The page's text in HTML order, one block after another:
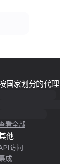
国家划分的代理
看全部
他
访问
成